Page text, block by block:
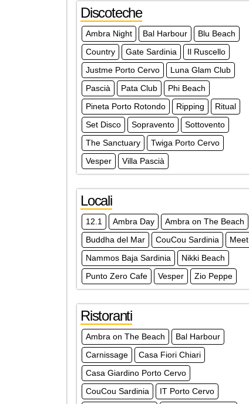
Discoteche
Ambra Night Bal Harbour
Blu Beach
Country
Gate Sardinia
Il Ruscello
Justme Porto Cervo
Luna Glam Club
Pascià
Pata Club
Phi Beach
Pineta Porto Rotondo
Ripping
Ritual
Set Disco
Sopravento
Sottovento
The Sanctuary
Twiga Porto Cervo
Vesper
Villa Pascià
Locali
12.1 Ambra Day
Ambra on The Beach
Buddha del Mar
CouCou Sardinia
Meet
Nammos Baja Sardinia
Nikki Beach
Punto Zero Cafe
Vesper Zio Peppe
Ristoranti
Ambra on The Beach
Bal Harbour
Carnissage
Casa Fiori Chiari
Casa Giardino Porto Cervo
CouCou Sardinia
IT Porto Cervo